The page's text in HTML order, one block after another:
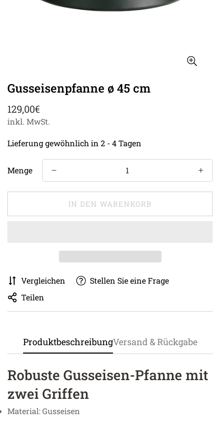
Gusseisenpfanne ø 45 cm
Regulärer
Preis
129,00€
inkl. MwSt.
Lieferung gewöhnlich in 2 - 4 Tagen
Menge
IN DEN WARENKORB
Vergleichen
Stellen Sie eine Frage
Teilen
ProduktbeschreibungVersand & Rückgabe
Robuste Gusseisen-Pfanne mit
zwei Griffen
Material: Gusseisen